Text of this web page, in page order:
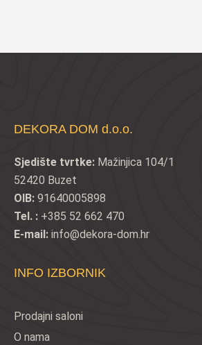
DEKORA DOM d.o.o.
Sjedište tvrtke: Mažinjica 104/1
52420 Buzet
OIB: 91640005898
Tel. : +385 52 662 470
E-mail: info@dekora-dom.hr
INFO IZBORNIK
Prodajni saloni
O nama